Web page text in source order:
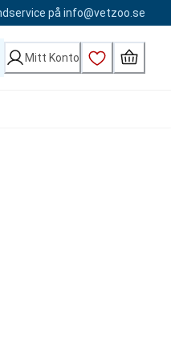
på info@vetzoo.se
Mitt Konto